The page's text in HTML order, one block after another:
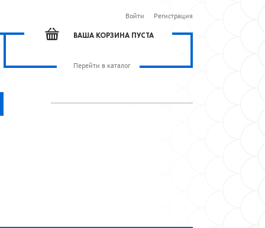
Войти Регистрация
ВАША КОРЗИНА ПУСТА
Перейти в каталог